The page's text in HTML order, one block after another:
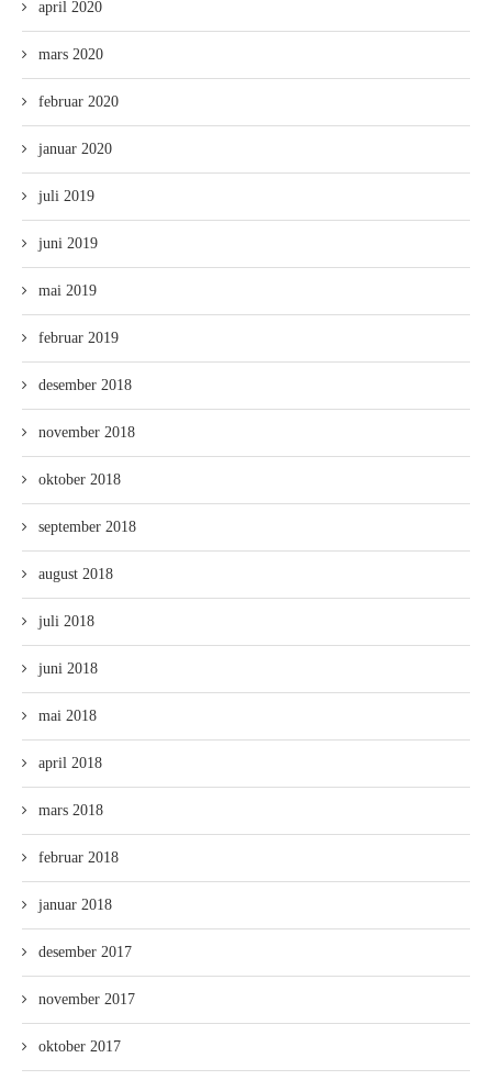
april 2020
mars 2020
februar 2020
januar 2020
juli 2019
juni 2019
mai 2019
februar 2019
desember 2018
november 2018
oktober 2018
september 2018
august 2018
juli 2018
juni 2018
mai 2018
april 2018
mars 2018
februar 2018
januar 2018
desember 2017
november 2017
oktober 2017